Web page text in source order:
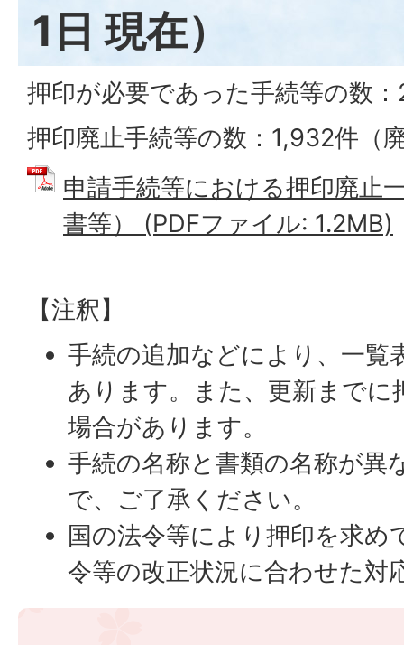
1日 現在）
押印が必要であった手続等の数
押印廃止手続等の数：1,932件（
申請手続等における押印廃止
書等） (PDFファイル: 1.2MB)
【注釈】
手続の追加などにより、一覧
あります。また、更新までに
場合があります。
手続の名称と書類の名称が異
で、ご了承ください。
国の法令等により押印を求め
令等の改正状況に合わせた対